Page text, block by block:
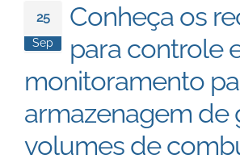
25
Sep
Conheça os
para controle
monitoramento
armazenagem de
volumes de